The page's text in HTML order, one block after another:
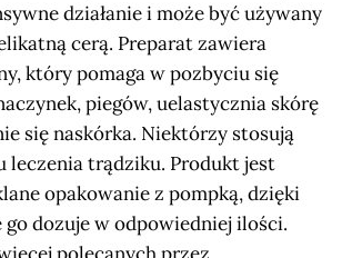
działanie i może być używany
cerą. Preparat zawiera
który pomaga w pozbyciu się
piegów, uelastycznia skórę
się naskórka. Niektórzy stosują
leczenia trądziku. Produkt jest
opakowanie z pompką, dzięki
go dozuje w odpowiedniej ilości.